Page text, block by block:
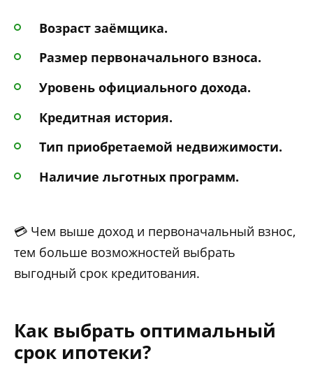
Возраст заёмщика.
Размер первоначального взноса.
Уровень официального дохода.
Кредитная история.
Тип приобретаемой недвижимости.
Наличие льготных программ.
💳 Чем выше доход и первоначальный взнос,
тем больше возможностей выбрать
выгодный срок кредитования.
Как выбрать оптимальный
срок ипотеки?